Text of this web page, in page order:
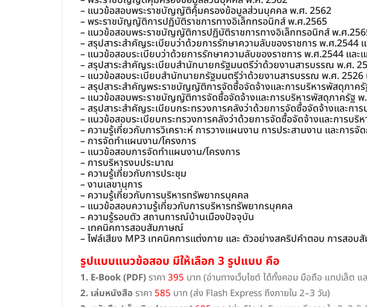
– แนวข้อสอบพระราชบัญญัติคุ้มครองข้อมูลส่วนบุคคล พ.ศ. 2562
– พระราชบัญญัติการปฏิบัติราชการทางอิเล็กทรอนิกส์ พ.ศ.2565
– แนวข้อสอบพระราชบัญญัติการปฏิบัติราชการทางอิเล็กทรอนิกส์ พ.ศ
– สรุปสาระสำคัญระเบียบว่าด้วยการรักษาความลับของราชการ พ.ศ.2544
– แนวข้อสอบระเบียบว่าด้วยการรักษาความลับของราชการ พ.ศ.2544 แล
– สรุปสาระสำคัญระเบียบสำนักนายกรัฐมนตรีว่าด้วยงานสารบรรณ พ.ศ.
– แนวข้อสอบระเบียบสำนักนายกรัฐมนตรีว่าด้วยงานสารบรรณ พ.ศ.
– สรุปสาระสำคัญพระราชบัญญัติการจัดซื้อจัดจ้างและการบริหารพัสดุภาค
– แนวข้อสอบพระราชบัญญัติการจัดซื้อจัดจ้างและการบริหารพัสดุภาครัฐ
– สรุปสาระสำคัญระเบียบกระทรวงการคลังว่าด้วยการจัดซื้อจัดจ้างและก
– แนวข้อสอบระเบียบกระทรวงการคลังว่าด้วยการจัดซื้อจัดจ้างและการบ
– ความรู้เกี่ยวกับการวิเคราะห์ การวางแผนงาน การประสานงาน และการจั
– การจัดทำแผนงาน/โครงการ
– แนวข้อสอบการจัดทำแผนงาน/โครงการ
– การบริหารงบประมาณ
– ความรู้เกี่ยวกับการประชุม
– งานเลขานุการ
– ความรู้เกี่ยวกับการบริหารทรัพยากรบุคคล
– แนวข้อสอบความรู้เกี่ยวกับการบริหารทรัพยากรบุคคล
– ความรู้รอบตัว สถานการณ์บ้านเมืองปัจจุบัน
– เทคนิคการสอบสัมภาษณ์
– ไฟล์เสียง MP3 เทคนิคการแต่งกาย และ ตัวอย่างสคริปคำตอบ การสอบ
รูปแบบแนวข้อสอบ มีให้เลือก 3 รูปแบบ คือ
1. E-Book (PDF)ราคา 395 บาท (อ่านทางเว็บไซต์ ได้ทั้งคอม มือถือ แทปเล็ต แ
2. เล่มหนังสือราคา 585 บาท (ส่ง Flash Express ถึงภายใน 2–3 วัน)